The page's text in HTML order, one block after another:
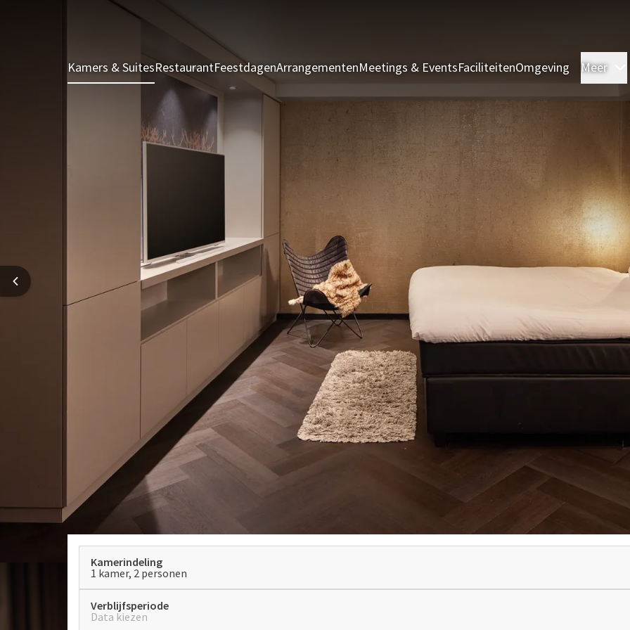
Kamers & SuitesRestaurantFeestdagenArrangementenMeetings & EventsFaciliteitenOmgeving Meer
Kamerindeling
1 kamer, 2 personen
Verblijfsperiode
Data kiezen